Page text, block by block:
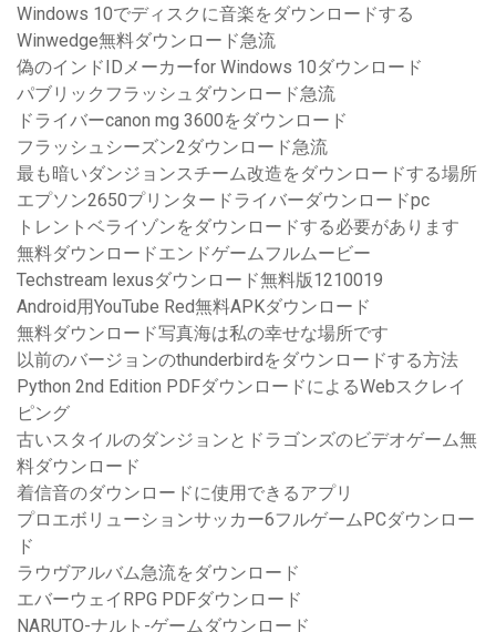
Windows 10でディスクに音楽をダウンロードする
Winwedge無料ダウンロード急流
偽のインドIDメーカーfor Windows 10ダウンロード
パブリックフラッシュダウンロード急流
ドライバーcanon mg 3600をダウンロード
フラッシュシーズン2ダウンロード急流
最も暗いダンジョンスチーム改造をダウンロードする場所
エプソン2650プリンタードライバーダウンロードpc
トレントベライゾンをダウンロードする必要があります
無料ダウンロードエンドゲームフルムービー
Techstream lexusダウンロード無料版1210019
Android用YouTube Red無料APKダウンロード
無料ダウンロード写真海は私の幸せな場所です
以前のバージョンのthunderbirdをダウンロードする方法
Python 2nd Edition PDFダウンロードによるWebスクレイ
ピング
古いスタイルのダンジョンとドラゴンズのビデオゲーム無
料ダウンロード
着信音のダウンロードに使用できるアプリ
プロエボリューションサッカー6フルゲームPCダウンロー
ド
ラウヴアルバム急流をダウンロード
エバーウェイRPG PDFダウンロード
NARUTO-ナルト-ゲームダウンロード